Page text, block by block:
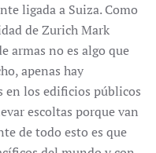
ligada a Suiza. Como
de Zurich Mark
armas no es algo que
apenas hay
en los edificios públicos
escoltas porque van
de todo esto es que